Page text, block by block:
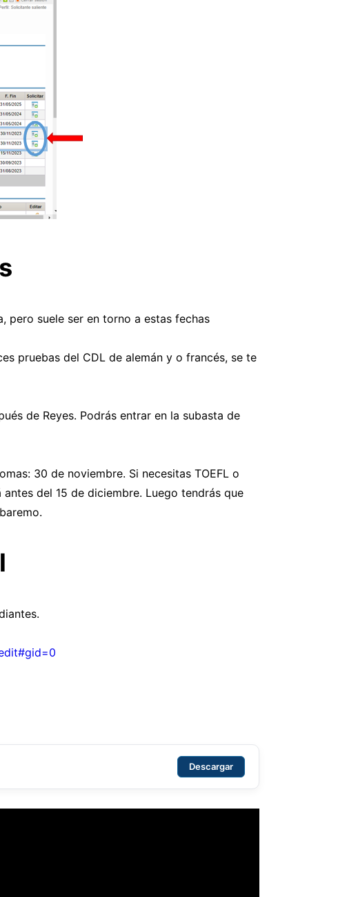
pero suele ser en torno a estas fechas
pruebas del CDL de alemán y o francés, se te
de Reyes. Podrás entrar en la subasta de
30 de noviembre. Si necesitas TOEFL o
del 15 de diciembre. Luego tendrás que
Descargar